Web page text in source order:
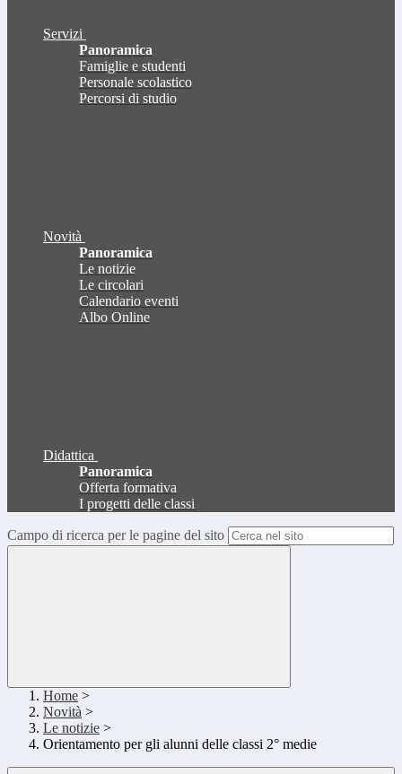
Servizi
Panoramica
Famiglie e studenti
Personale scolastico
Percorsi di studio
Novità
Panoramica
Le notizie
Le circolari
Calendario eventi
Albo Online
Didattica
Panoramica
Offerta formativa
I progetti delle classi
Campo di ricerca per le pagine del sito
Home >
Novità >
Le notizie >
Orientamento per gli alunni delle classi 2° medie